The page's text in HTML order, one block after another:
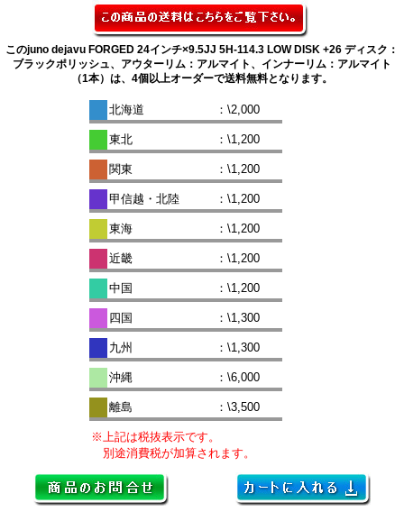
このjuno dejavu FORGED 24インチ×9.5JJ 5H-114.3 LOW DISK +26 ディスク：
ブラックポリッシュ、アウターリム：アルマイト、インナーリム：アルマイト
（1本）は、4個以上オーダーで送料無料となります。
北海道 ：\2,000
東北 ：\1,200
関東 ：\1,200
甲信越・北陸 ：\1,200
東海 ：\1,200
近畿 ：\1,200
中国 ：\1,200
四国 ：\1,300
九州 ：\1,300
沖縄 ：\6,000
離島 ：\3,500
※上記は税抜表示です。
別途消費税が加算されます。